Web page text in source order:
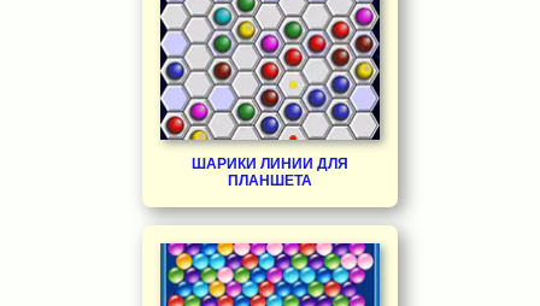
ШАРИКИ ЛИНИИ ДЛЯ
ПЛАНШЕТА